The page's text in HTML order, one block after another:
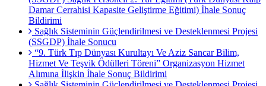
Damar Cerrahisi Kapasite Geliştirme Eğitimi) İhale Sonuç
Bildirimi
Sağlık Sisteminin Güçlendirilmesi ve Desteklenmesi Projesi
(SSGDP) İhale Sonucu
“9. Türk Tıp Dünyası Kurultayı Ve Aziz Sancar Bilim,
Hizmet Ve Teşvik Ödülleri Töreni” Organizasyon Hizmet
Alımına İlişkin İhale Sonuç Bildirimi